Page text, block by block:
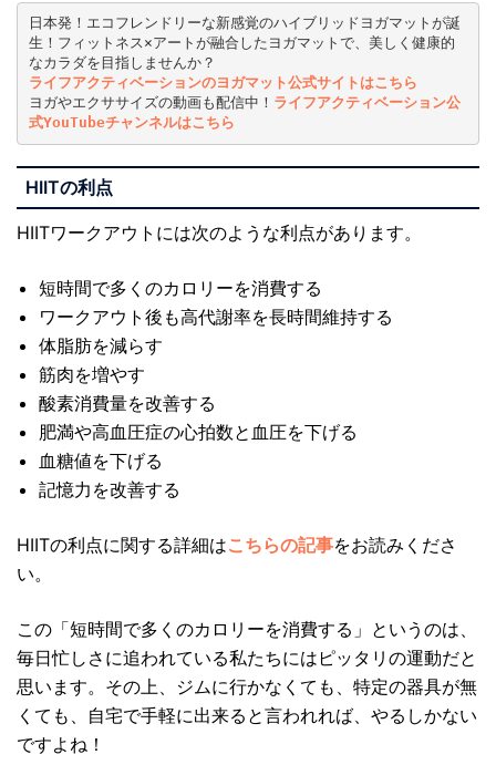
日本発！エコフレンドリーな新感覚のハイブリッドヨガマットが誕
生！フィットネス×アートが融合したヨガマットで、美しく健康的
なカラダを目指しませんか？
ライフアクティベーションのヨガマット公式サイトはこちら
ヨガやエクササイズの動画も配信中！ ライフアクティベーション公
式YouTubeチャンネルはこちら
HIITの利点
HIITワークアウトには次のような利点があります。
短時間で多くのカロリーを消費する
ワークアウト後も高代謝率を長時間維持する
体脂肪を減らす
筋肉を増やす
酸素消費量を改善する
肥満や高血圧症の心拍数と血圧を下げる
血糖値を下げる
記憶力を改善する
HIITの利点に関する詳細はこちらの記事をお読みくださ
い。
この「短時間で多くのカロリーを消費する」というのは、
毎日忙しさに追われている私たちにはピッタリの運動だと
思います。その上、ジムに行かなくても、特定の器具が無
くても、自宅で手軽に出来ると言われれば、やるしかない
ですよね！